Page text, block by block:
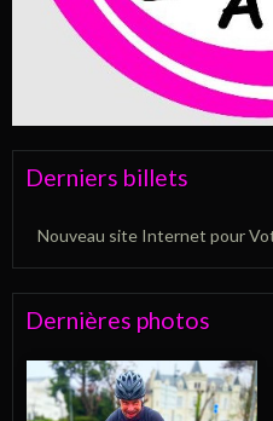
Derniers billets
Nouveau site Internet pour
Dernières photos